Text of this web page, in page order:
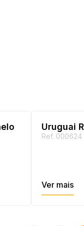
Uruguai
Ref. 000624
Ver mais